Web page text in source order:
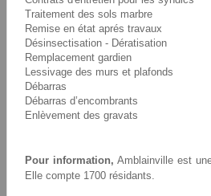
Traitement des sols marbre
Remise en état aprés travaux
Désinsectisation - Dératisation
Remplacement gardien
Lessivage des murs et plafonds
Débarras
Débarras d’encombrants
Enlèvement des gravats
Pour information, Amblainville est
Elle compte 1700 résidants.